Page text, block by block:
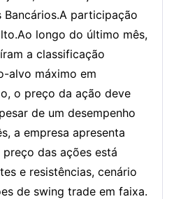
participação
longo do último mês,
a classificação
alvo máximo em
o preço da ação deve
de um desempenho
a empresa apresenta
das ações está
e resistências, cenário
de swing trade em faixa.